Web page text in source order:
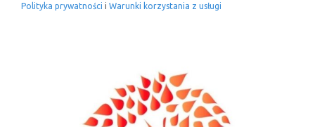
Polityka prywatności i Warunki korzystania z usługi